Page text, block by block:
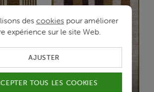
MARAIS
des cookiespour améliorer
expérience sur le site Web.
AJUSTER
TOUS LES COOKIES